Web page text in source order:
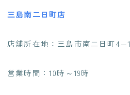
三島南二日町店
店舗所在地：三島市南二日町4−1
営業時間：10時～19時